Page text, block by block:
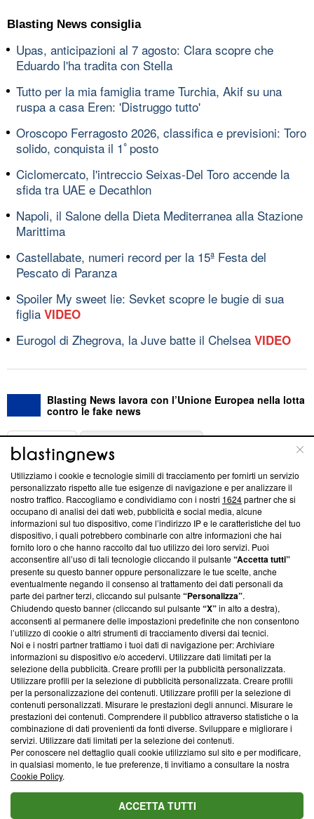
Blasting News consiglia
Upas, anticipazioni al 7 agosto: Clara scopre che
Eduardo l'ha tradita con Stella
Tutto per la mia famiglia trame Turchia, Akif su una
ruspa a casa Eren: 'Distruggo tutto'
Oroscopo Ferragosto 2026, classifica e previsioni: Toro
solido, conquista il 1ﾟposto
Ciclomercato, l'intreccio Seixas-Del Toro accende la
sfida tra UAE e Decathlon
Napoli, il Salone della Dieta Mediterranea alla Stazione
Marittima
Castellabate, numeri record per la 15ª Festa del
Pescato di Paranza
Spoiler My sweet lie: Sevket scopre le bugie di sua
figlia VIDEO
Eurogol di Zhegrova, la Juve batte il Chelsea VIDEO
Blasting News lavora con l’Unione Europea nella lotta
contro le fake news
ABOUT
Questa sezione offre informazioni trasparenti su Blasting
News, sui nostri processi editoriali e su come ci impegniamo a
creare news di qualità. Inoltre, afferma la nostra aderenza a
‘Trust Project - News with Integrity’Blasting News non è
ancora membro del programma, ma ha richiesto di farne
parte; Trust Project non ha ancora effettuato una verifica di
conformità agli standard.
Su di noi
Team editoriale
Corporate
Redazione
Informativa Privacy
Cookie Policy
Blasting SA, IDI CHE-247.845.224, Via Carlo Frasca, 3 - 6900
Lugano (Svizzera) Tel:+39 0690258937
© 2026 Blasting News
Utilizziamo i cookie e tecnologie simili di tracciamento per fornirti un servizio
personalizzato rispetto alle tue esigenze di navigazione e per analizzare il
nostro traffico. Raccogliamo e condividiamo con i nostri 1624partner che si
occupano di analisi dei dati web, pubblicità e social media, alcune
informazioni sul tuo dispositivo, come l’indirizzo IP e le caratteristiche del tuo
dispositivo, i quali potrebbero combinarle con altre informazioni che hai
fornito loro o che hanno raccolto dal tuo utilizzo dei loro servizi. Puoi
acconsentire all’uso di tali tecnologie cliccando il pulsante“Accetta tutti”
presente su questo banner oppure personalizzare le tue scelte, anche
eventualmente negando il consenso al trattamento dei dati personali da
parte dei partner terzi, cliccando sul pulsante“Personalizza”.
Chiudendo questo banner (cliccando sul pulsante“X”in alto a destra),
acconsenti al permanere delle impostazioni predefinite che non consentono
l’utilizzo di cookie o altri strumenti di tracciamento diversi dai tecnici.
Noi e i nostri partner trattiamo i tuoi dati di navigazione per: Archiviare
informazioni su dispositivo e/o accedervi. Utilizzare dati limitati per la
selezione della pubblicità. Creare profili per la pubblicità personalizzata.
Utilizzare profili per la selezione di pubblicità personalizzata. Creare profili
per la personalizzazione dei contenuti. Utilizzare profili per la selezione di
contenuti personalizzati. Misurare le prestazioni degli annunci. Misurare le
prestazioni dei contenuti. Comprendere il pubblico attraverso statistiche o la
combinazione di dati provenienti da fonti diverse. Sviluppare e migliorare i
servizi. Utilizzare dati limitati per la selezione dei contenuti.
Per conoscere nel dettaglio quali cookie utilizziamo sul sito e per modificare,
in qualsiasi momento, le tue preferenze, ti invitiamo a consultare la nostra
Cookie Policy.
ACCETTA TUTTI